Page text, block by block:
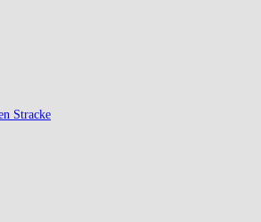
Stracke